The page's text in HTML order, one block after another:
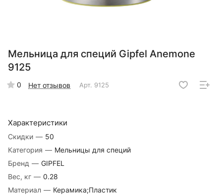
Мельница для специй Gipfel Anemone
9125
0 Нет отзывов Арт. 9125
Характеристики
Скидки — 50
Категория — Мельницы для специй
Бренд — GIPFEL
Вес, кг — 0.28
Материал — Керамика;Пластик